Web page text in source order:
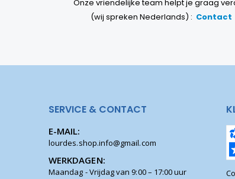
Onze vriendelijke team helpt je graag
(wij spreken Nederlands) : Contact
SERVICE & CONTACT
E-MAIL:
lourdes.shop.info@gmail.com
WERKDAGEN:
Maandag - Vrijdag van 9:00 – 17:00 uur